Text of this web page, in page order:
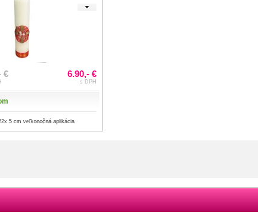
€ 6.90,- €
s DPH
5 cm veľkonočná aplikácia